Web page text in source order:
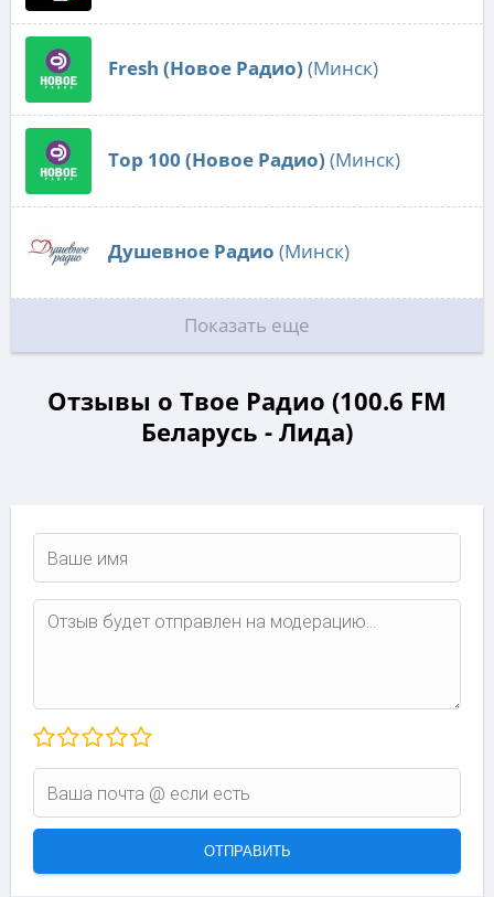
Fresh (Новое Радио) (Минск)
Top 100 (Новое Радио) (Минск)
Душевное Радио (Минск)
Показать еще
Отзывы о Твое Радио (100.6 FM
Беларусь - Лида)